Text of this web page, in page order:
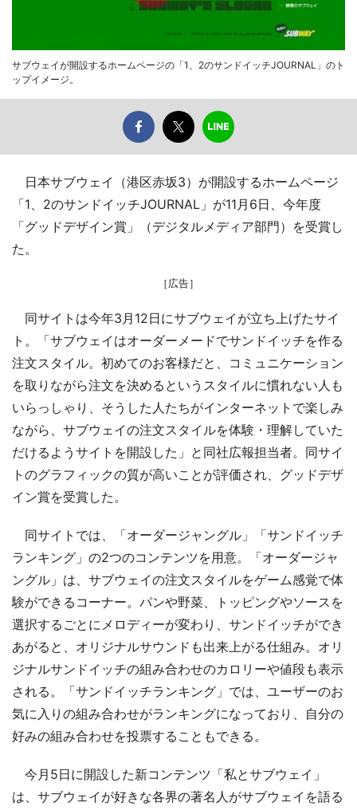
サブウェイが開設するホームページの「1、2のサンドイッチJOURNAL」のト
ップイメージ。
日本サブウェイ（港区赤坂3）が開設するホームページ
「1、2のサンドイッチJOURNAL」が11月6日、今年度
「グッドデザイン賞」（デジタルメディア部門）を受賞し
た。
［広告］
同サイトは今年3月12日にサブウェイが立ち上げたサイ
ト。「サブウェイはオーダーメードでサンドイッチを作る
注文スタイル。初めてのお客様だと、コミュニケーション
を取りながら注文を決めるというスタイルに慣れない人も
いらっしゃり、そうした人たちがインターネットで楽しみ
ながら、サブウェイの注文スタイルを体験・理解していた
だけるようサイトを開設した」と同社広報担当者。同サイ
トのグラフィックの質が高いことが評価され、グッドデザ
イン賞を受賞した。
同サイトでは、「オーダージャングル」「サンドイッチ
ランキング」の2つのコンテンツを用意。「オーダージャ
ングル」は、サブウェイの注文スタイルをゲーム感覚で体
験ができるコーナー。パンや野菜、トッピングやソースを
選択するごとにメロディーが変わり、サンドイッチができ
あがると、オリジナルサウンドも出来上がる仕組み。オリ
ジナルサンドイッチの組み合わせのカロリーや値段も表示
される。「サンドイッチランキング」では、ユーザーのお
気に入りの組み合わせがランキングになっており、自分の
好みの組み合わせを投票することもできる。
今月5日に開設した新コンテンツ「私とサブウェイ」
は、サブウェイが好きな各界の著名人がサブウェイを語る